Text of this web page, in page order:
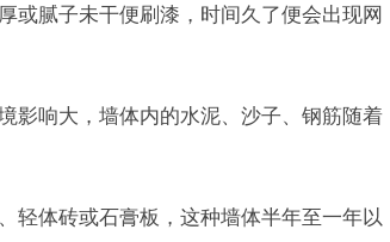
或腻子未干便刷漆，时间久了便会出现网
影响大，墙体内的水泥、沙子、钢筋随着
轻体砖或石膏板，这种墙体半年至一年以